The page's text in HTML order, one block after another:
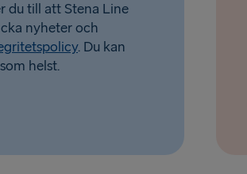
du till att Stena Line
nyheter och
. Du kan
helst.